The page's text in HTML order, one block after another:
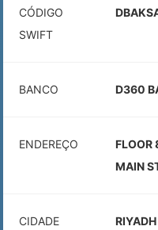
CÓDIGO
SWIFT
BANCO D360
ENDEREÇO
FLOOR
MAIN
CIDADE RIYADH